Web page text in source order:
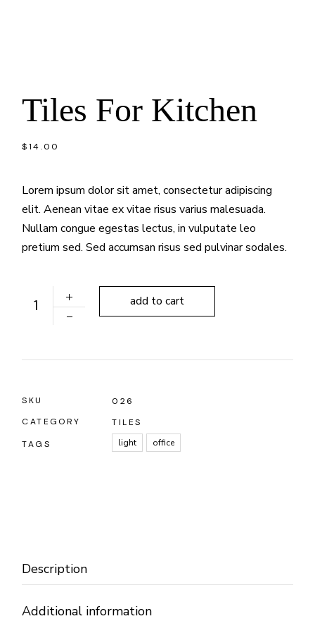
Tiles For Kitchen
$14.00
Lorem ipsum dolor sit amet, consectetur adipiscing
elit. Aenean vitae ex vitae risus varius malesuada.
Nullam congue egestas lectus, in vulputate leo
pretium sed. Sed accumsan risus sed pulvinar sodales.
Tiles For Kitchen quantity
add to cart
SKU
026
CATEGORY
TILES
TAGS
light office
Description
Additional information